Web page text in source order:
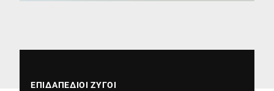
ΕΠΙΔΑΠΈΔΙΟΙ ΖΥΓΟΊ